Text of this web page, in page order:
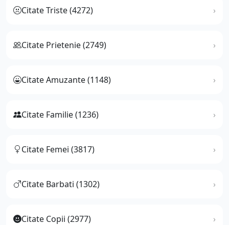
Citate Triste (4272)
Citate Prietenie (2749)
Citate Amuzante (1148)
Citate Familie (1236)
Citate Femei (3817)
Citate Barbati (1302)
Citate Copii (2977)